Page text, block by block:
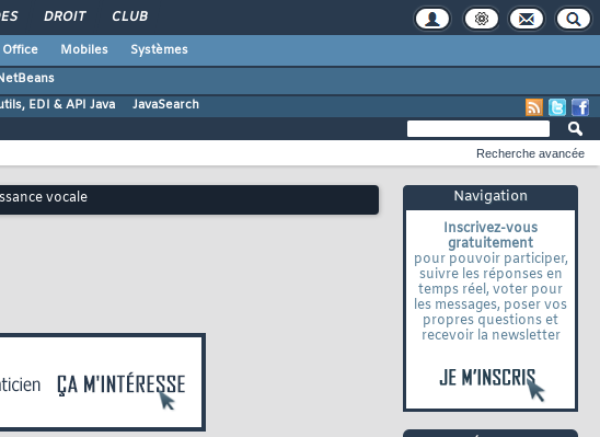
DROIT CLUB
Office Mobiles
Systèmes
EDI & API Java JavaSearch
Navigation
Inscrivez-vous
gratuitement
pour pouvoir participer,
suivre les réponses en
temps réel, voter pour
les messages, poser vos
propres questions et
recevoir la newsletter
Recherche avancée
vocale